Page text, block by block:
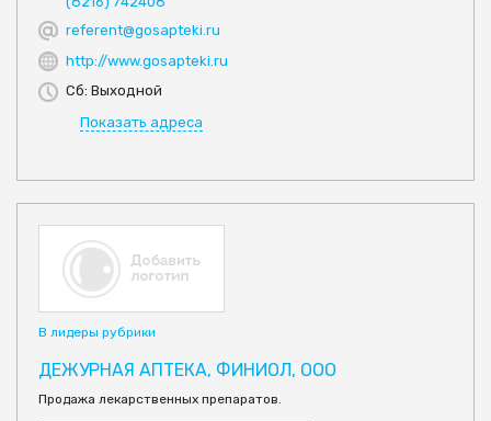
referent@gosapteki.ru
http://www.gosapteki.ru
Сб: Выходной
Показать адреса
В лидеры рубрики
ДЕЖУРНАЯ АПТЕКА, ФИНИОЛ, ООО
Продажа лекарственных препаратов.